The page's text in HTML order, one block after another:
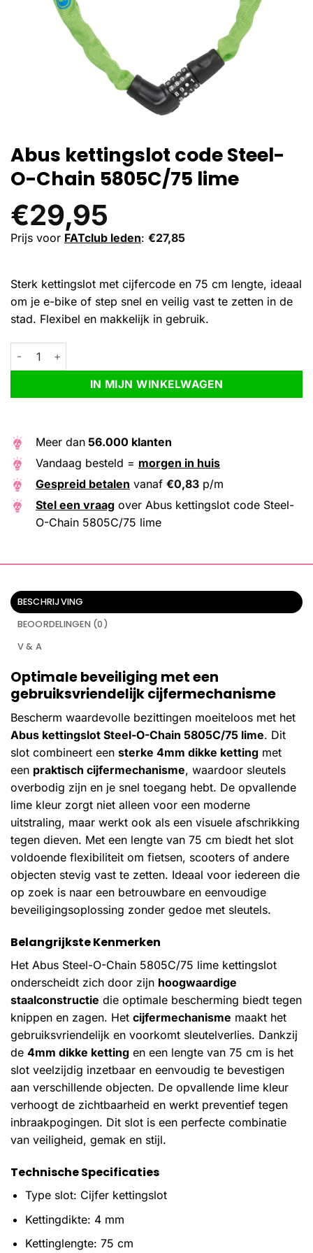
Abus kettingslot code Steel-
O-Chain 5805C/75 lime
€29,95
Prijs voor FATclub leden: €27,85
Sterk kettingslot met cijfercode en 75 cm lengte, ideaal
om je e-bike of step snel en veilig vast te zetten in de
stad. Flexibel en makkelijk in gebruik.
Abus kettingslot code Steel-O-Chain 5805C/75 lime aantal
IN MIJN WINKELWAGEN
Alternative:
Meer dan 56.000 klanten
Vandaag besteld = morgen in huis
Gespreid betalen vanaf €0,83 p/m
Stel een vraag over Abus kettingslot code Steel-
O-Chain 5805C/75 lime
BESCHRIJVING
BEOORDELINGEN (0)
V & A
Optimale beveiliging met een
gebruiksvriendelijk cijfermechanisme
Bescherm waardevolle bezittingen moeiteloos met het
Abus kettingslot Steel-O-Chain 5805C/75 lime. Dit
slot combineert een sterke 4mm dikke ketting met
een praktisch cijfermechanisme, waardoor sleutels
overbodig zijn en je snel toegang hebt. De opvallende
lime kleur zorgt niet alleen voor een moderne
uitstraling, maar werkt ook als een visuele afschrikking
tegen dieven. Met een lengte van 75 cm biedt het slot
voldoende flexibiliteit om fietsen, scooters of andere
objecten stevig vast te zetten. Ideaal voor iedereen die
op zoek is naar een betrouwbare en eenvoudige
beveiligingsoplossing zonder gedoe met sleutels.
Belangrijkste Kenmerken
Het Abus Steel-O-Chain 5805C/75 lime kettingslot
onderscheidt zich door zijn hoogwaardige
staalconstructie die optimale bescherming biedt tegen
knippen en zagen. Het cijfermechanisme maakt het
gebruiksvriendelijk en voorkomt sleutelverlies. Dankzij
de 4mm dikke ketting en een lengte van 75 cm is het
slot veelzijdig inzetbaar en eenvoudig te bevestigen
aan verschillende objecten. De opvallende lime kleur
verhoogt de zichtbaarheid en werkt preventief tegen
inbraakpogingen. Dit slot is een perfecte combinatie
van veiligheid, gemak en stijl.
Technische Specificaties
Type slot: Cijfer kettingslot
Kettingdikte: 4 mm
Kettinglengte: 75 cm